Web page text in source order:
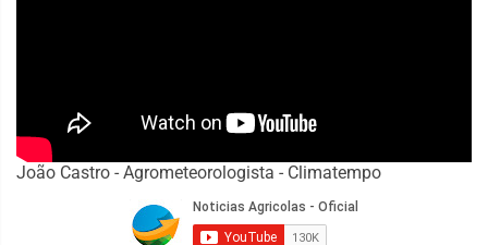
João Castro - Agrometeorologista - Climatempo